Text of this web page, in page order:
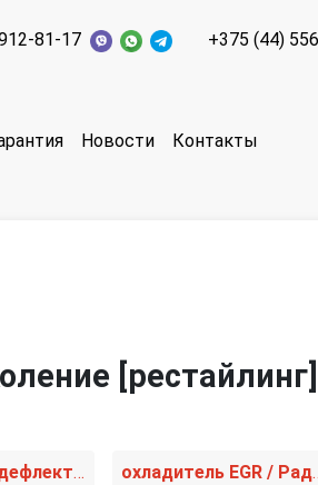
81-17 +375 (44)
Новости Контакты
[рестайлинг]
воздуховод (дефлектор) радиатора